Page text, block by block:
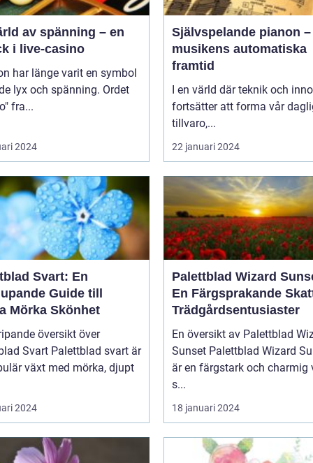
av spänning – en
i live-casino
har länge varit en symbol
lyx och spänning. Ordet
fra...
2024
Självspelande pianon –
musikens automatiska
framtid
I en värld där teknik och
fortsätter att forma vår
tillvaro,...
22 januari 2024
Svart: En
Guide till
Mörka Skönhet
översikt över
Svart Palettblad svart är
växt med mörka, djupt
2024
Palettblad Wizard
En Färgsprakande
Trädgårdsentusiaster
En översikt av Palettblad
Sunset Palettblad Wizard Sunset
är en färgstark och charmig
s...
18 januari 2024